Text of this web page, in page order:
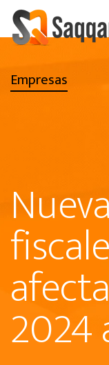
Empresas
2024